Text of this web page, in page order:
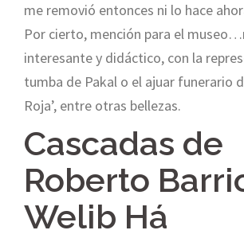
me removió entonces ni lo hace
Por cierto, mención para el
interesante y didáctico, con la
tumba de Pakal o el ajuar funerario
Roja’, entre otras bellezas.
Cascadas de
Roberto
Welib Há